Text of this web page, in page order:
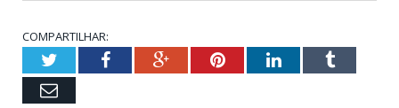
COMPARTILHAR:
TwitterFacebookGoogle+PinterestLinkedInTumblr
Email